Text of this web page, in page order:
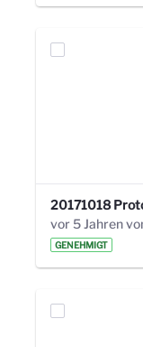
GENEHMIGT